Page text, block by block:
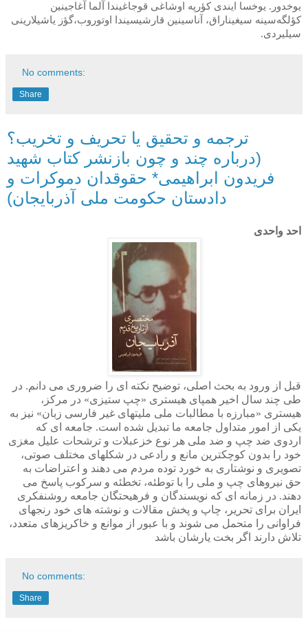
یوخدور. یوخسا ایندی کؤرپه اوشاغی قوجاغیندا آلما آغاجینین
کؤلگه‌سینه سیغیناراق، آنا‌سینین قارشیسیندا اوتوروب،گؤز یاشیلارینی
سیلیردی.
No comments:
Share
ترجمه و تحقیق یا تحریف و تخریب؟
(درباره چند و چون بازنشر کتاب شهید
فریدون ابراهیمی* حقوقدان دموکرات و
دادستان حکومت ملی آذربایجان)
احد واحدی
قبل از ورود به بحث اصلی، توضیح نکته ای را
ضروری می دانم. در
طی چند سال اخیر همپای هیستری «چپ ستیزی» در مرکز،
هیستری «مبارزه با مطالبات ملی ملیتهای غیر فارسی زبان» نیز به
یکی از امور متداول جامعه ما تبدیل شده است. جامعه ای که
اردوی ضد چپ و ضد ملی هر نوع خزعبلات و ترشحات علیل مغزی
خود را بدون کوچکترین مانع و رادعی در شکلهای مختلف صوتی،
تصویری و نوشتاری به خورد توده مردم می دهند و اعتراضات به
حق نیروهای چپ و ملی را با توطئه، تخطئه و سرکوب پاسخ می
دهند. در زمانه ای که نویسندگان و فرهیحتگان جامعه روشنفکری
ایران برای تحریر، چاپ و پخش مقالات و نوشته های خود رنجهای
فراوانی را متحمل می شوند و با عبور از موانع و خاکریزهای متعدد،
تلاش دارند اگر بخت یارشان باشد
No comments:
Share